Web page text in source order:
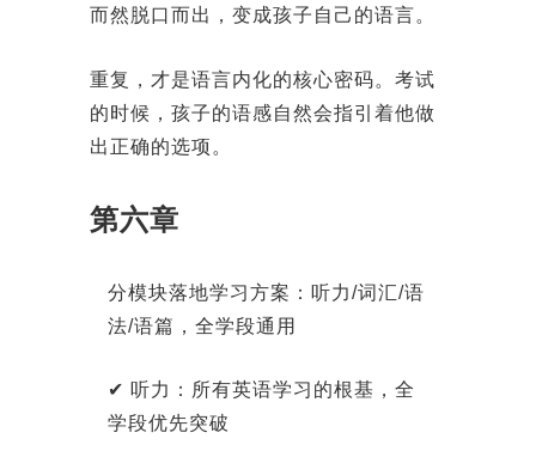
而然脱口而出，变成孩子自己的语言。
重复，才是语言内化的核心密码。考试
的时候，孩子的语感自然会指引着他做
出正确的选项。
第六章
分模块落地学习方案：听力/词汇/语
法/语篇，全学段通用
✔ 听力：所有英语学习的根基，全
学段优先突破